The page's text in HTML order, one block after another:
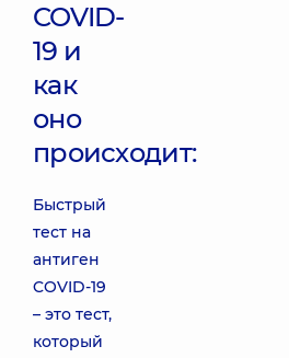
COVID-
19 и
как
оно
происходит:
Быстрый
тест на
антиген
COVID-19
– это тест,
который